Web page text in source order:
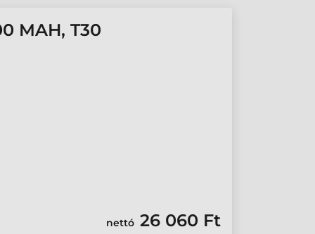
MAH, T30
nettó 26 060 Ft